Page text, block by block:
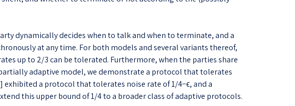
dynamically decides when to talk and when to terminate, and a
at any time. For both models and several variants thereof,
up to 2/3 can be tolerated. Furthermore, when the parties share
adaptive model, we demonstrate a protocol that tolerates
exhibited a protocol that tolerates noise rate of 1/4−ϵ, and a
this upper bound of 1/4 to a broader class of adaptive protocols.